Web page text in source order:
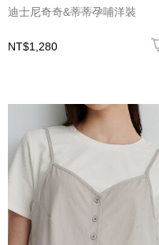
迪士尼奇奇&蒂蒂孕哺洋裝
NT$1,280